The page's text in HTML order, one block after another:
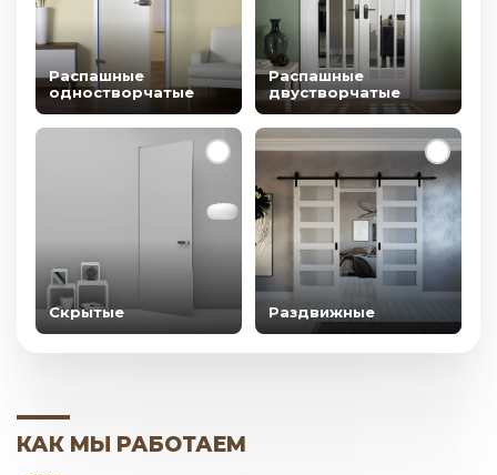
Распашные
одностворчатые
Распашные
двустворчатые
Скрытые Раздвижные
КАК МЫ РАБОТАЕМ